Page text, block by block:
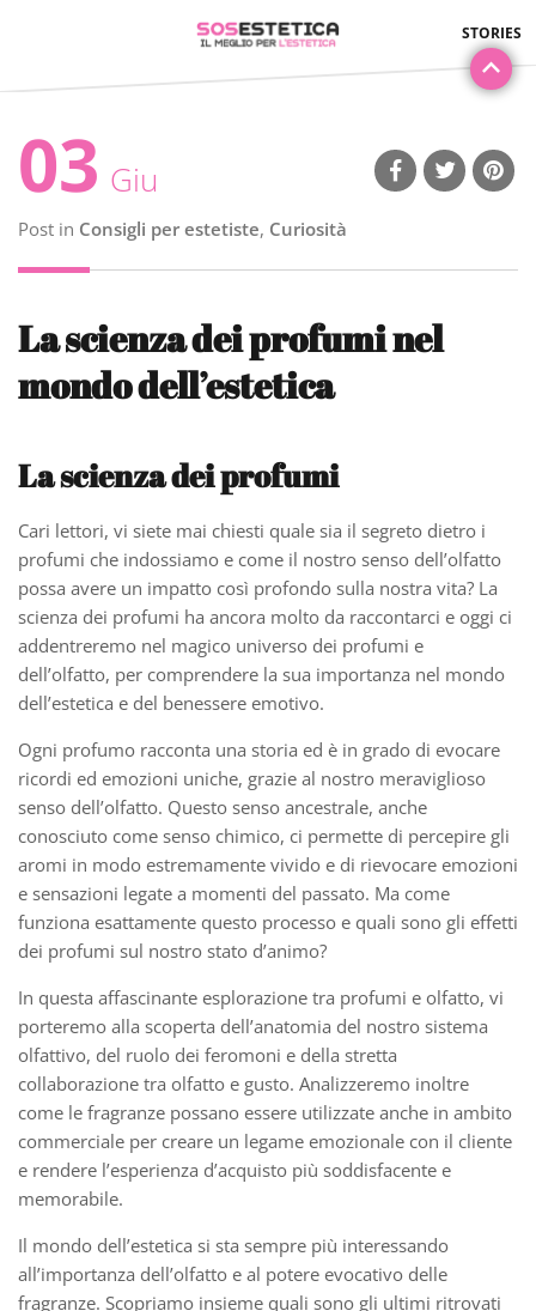
03 Giu
Post in Consigli per estetiste, Curiosità
La scienza dei profumi nel
mondo dell’estetica
La scienza dei profumi
Cari lettori, vi siete mai chiesti quale sia il segreto dietro i
profumi che indossiamo e come il nostro senso dell’olfatto
possa avere un impatto così profondo sulla nostra vita? La
scienza dei profumi ha ancora molto da raccontarci e oggi ci
addentreremo nel magico universo dei profumi e
dell’olfatto, per comprendere la sua importanza nel mondo
dell’estetica e del benessere emotivo.
Ogni profumo racconta una storia ed è in grado di evocare
ricordi ed emozioni uniche, grazie al nostro meraviglioso
senso dell’olfatto. Questo senso ancestrale, anche
conosciuto come senso chimico, ci permette di percepire gli
aromi in modo estremamente vivido e di rievocare emozioni
e sensazioni legate a momenti del passato. Ma come
funziona esattamente questo processo e quali sono gli effetti
dei profumi sul nostro stato d’animo?
In questa affascinante esplorazione tra profumi e olfatto, vi
porteremo alla scoperta dell’anatomia del nostro sistema
olfattivo, del ruolo dei feromoni e della stretta
collaborazione tra olfatto e gusto. Analizzeremo inoltre
come le fragranze possano essere utilizzate anche in ambito
commerciale per creare un legame emozionale con il cliente
e rendere l’esperienza d’acquisto più soddisfacente e
memorabile.
Il mondo dell’estetica si sta sempre più interessando
all’importanza dell’olfatto e al potere evocativo delle
fragranze. Scopriamo insieme quali sono gli ultimi ritrovati